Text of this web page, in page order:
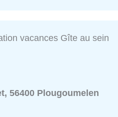
vacances Gîte au sein
56400 Plougoumelen